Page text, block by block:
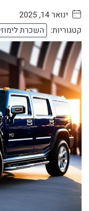
ינואר 14, 2025
קטגוריות: השכרת